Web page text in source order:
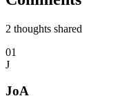
2 thoughts shared
01
J
JoA